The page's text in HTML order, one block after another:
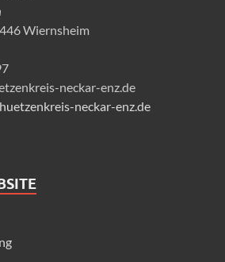
Wiernsheim
neckar-enz.de
neckar-enz.de